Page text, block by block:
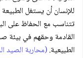
الطبيعية.(محاربة الصيد